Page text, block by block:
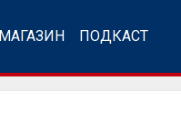
МАГАЗИН ПОДКАСТ